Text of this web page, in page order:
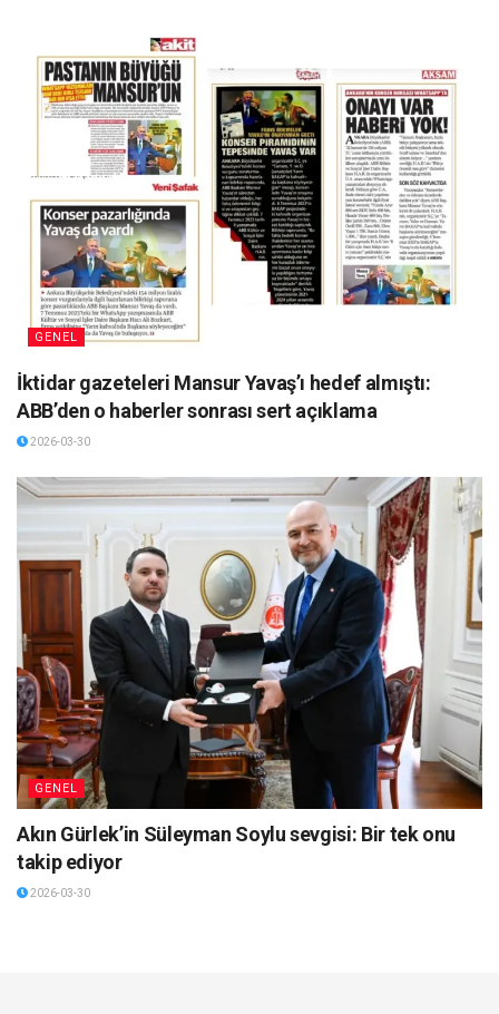
GENEL
İktidar gazeteleri Mansur Yavaş’ı hedef almıştı:
ABB’den o haberler sonrası sert açıklama
2026-03-30
GENEL
Akın Gürlek’in Süleyman Soylu sevgisi: Bir tek onu
takip ediyor
2026-03-30